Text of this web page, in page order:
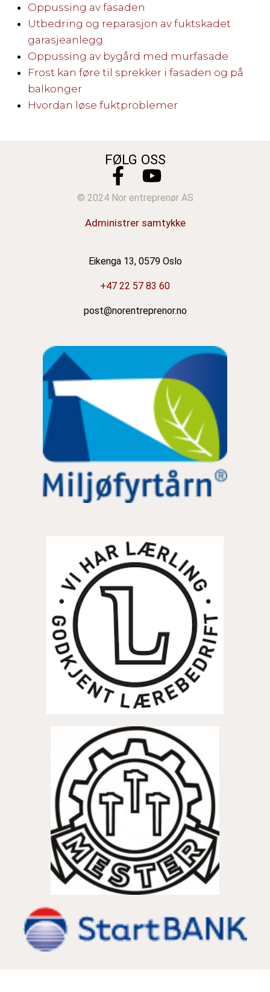
Oppussing av fasaden
Utbedring og reparasjon av fuktskadet
garasjeanlegg
Oppussing av bygård med murfasade
Frost kan føre til sprekker i fasaden og på
balkonger
Hvordan løse fuktproblemer
FØLG OSS
© 2024 Nor entreprenør AS
Administrer samtykke
Eikenga 13, 0579 Oslo
+47 22 57 83 60
post@norentreprenor.no